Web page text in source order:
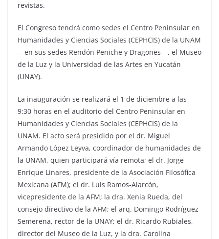
revistas.
El Congreso tendrá como sedes el Centro Peninsular en
Humanidades y Ciencias Sociales (CEPHCIS) de la UNAM
—en sus sedes Rendón Peniche y Dragones—, el Museo
de la Luz y la Universidad de las Artes en Yucatán
(UNAY).
La inauguración se realizará el 1 de diciembre a las
9:30 horas en el auditorio del Centro Peninsular en
Humanidades y Ciencias Sociales (CEPHCIS) de la
UNAM. El acto será presidido por el dr. Miguel
Armando López Leyva, coordinador de humanidades de
la UNAM, quien participará vía remota; el dr. Jorge
Enrique Linares, presidente de la Asociación Filosófica
Mexicana (AFM); el dr. Luis Ramos-Alarcón,
vicepresidente de la AFM; la dra. Xenia Rueda, del
consejo directivo de la AFM; el arq. Domingo Rodríguez
Semerena, rector de la UNAY; el dr. Ricardo Rubiales,
director del Museo de la Luz, y la dra. Carolina